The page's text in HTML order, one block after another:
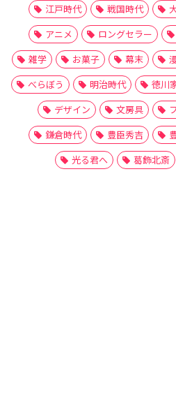
江戸時代 戦国時代
アニメ
ロングセラー
雑学
お菓子 幕末
べらぼう
明治時代 徳川
デザイン
文房具
鎌倉時代
豊臣秀吉
光る君へ
葛飾北斎